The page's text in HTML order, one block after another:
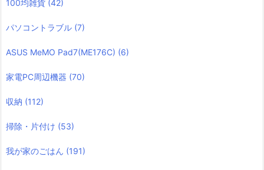
100均雑貨 (42)
パソコントラブル (7)
ASUS MeMO Pad7(ME176C) (6)
家電PC周辺機器 (70)
収納 (112)
掃除・片付け (53)
我が家のごはん (191)